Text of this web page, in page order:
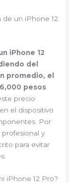
de un iPhone 12
iPhone 12
del
promedio, el
pesos
precio
el dispositivo
Por
y
para evitar
iPhone 12 Pro?